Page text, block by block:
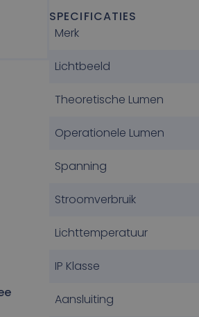
SPECIFICATIES
Merk
Lichtbeeld
Theoretische Lumen
Operationele Lumen
Spanning
Stroomverbruik
Lichttemperatuur
IP Klasse
Aansluiting